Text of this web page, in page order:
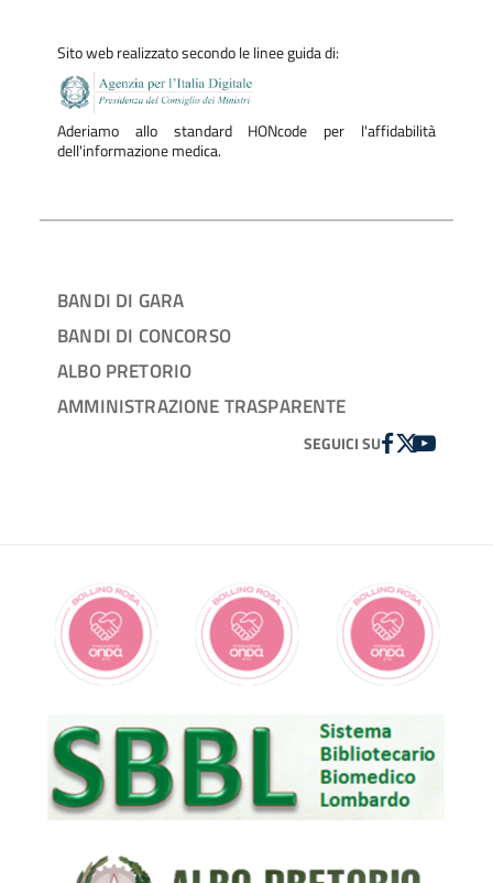
Sito web realizzato secondo le linee guida di:
Aderiamo allo standard HONcode per l'affidabilità
dell'informazione medica.
BANDI DI GARA
BANDI DI CONCORSO
ALBO PRETORIO
AMMINISTRAZIONE TRASPARENTE
SEGUICI SUFACEBOOK
TWITTER
YOUTUBE